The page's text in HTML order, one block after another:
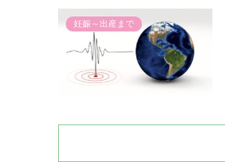
妊娠～出産まで